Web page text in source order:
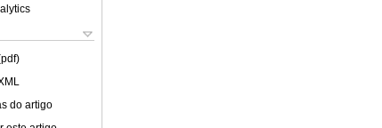
do artigo